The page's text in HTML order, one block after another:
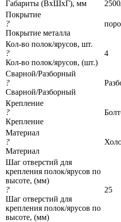
Габариты (ВхШхГ), мм
Покрытие
?
Покрытие металла
Кол-во полок/ярусов, шт.
?
Кол-во полок/ярусов, (шт.)
4
Сварной/Разборный
?
Сварной/Разборный
Крепление
?
Крепление
Материал
?
Материал
Шаг отверстий для
крепления полок/ярусов по
высоте, (мм)
?
Шаг отверстий для
крепления полок/ярусов по
высоте, (мм)
25